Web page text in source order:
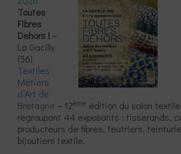
Toutes
Fibres
Dehors ! –
La Gacilly
(56)
Textiles
Métiers
d’Art de
Bretagne – 12ème édition du salon textile
regroupant 44 exposants : tisserands,
producteurs de fibres, feutriers,
bijoutiers textile.